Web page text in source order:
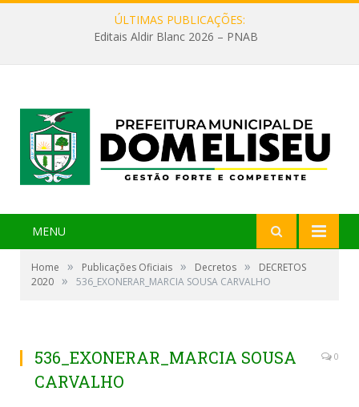
ÚLTIMAS PUBLICAÇÕES:
Editais Aldir Blanc 2026 – PNAB
MENU
Home » Publicações Oficiais » Decretos »
DECRETOS
2020 » 536_EXONERAR_MARCIA SOUSA CARVALHO
536_EXONERAR_MARCIA SOUSA
CARVALHO
0